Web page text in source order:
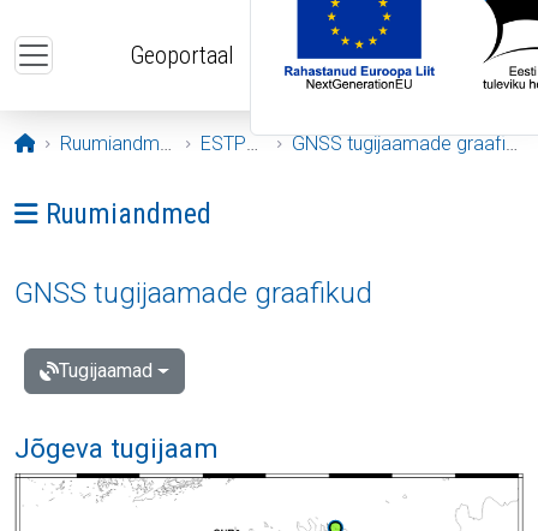
Geoportaal
Avaleht
Ruumiandmed ESTPOS GNSS tugijaamade graafikud
Ava menüü: Ruumiandmed
Ruumiandmed
GNSS tugijaamade graafikud
Tugijaamad
Jõgeva tugijaam